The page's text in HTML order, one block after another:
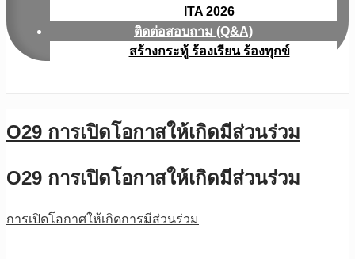
ITA 2026
ติดต่อสอบถาม (Q&A)
สร้างกระทู้ ร้องเรียน ร้องทุกข์
O29 การเปิดโอกาสให้เกิดมีส่วนร่วม
O29 การเปิดโอกาสให้เกิดมีส่วนร่วม
การเปิดโอกาศให้เกิดการมีส่วนร่วม